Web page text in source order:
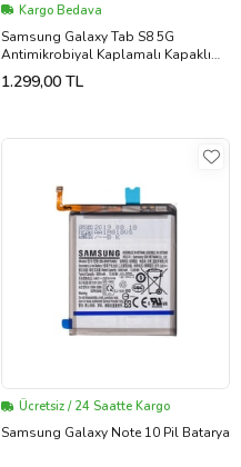
Kargo Bedava
Samsung Galaxy Tab S8 5G
Antimikrobiyal Kaplamalı Kapaklı
Kılıf Uzay Gri EF-BT630PJEGTR
1.299,00 TL
Ücretsiz / 24 Saatte Kargo
Samsung Galaxy Note 10 Pil Batarya